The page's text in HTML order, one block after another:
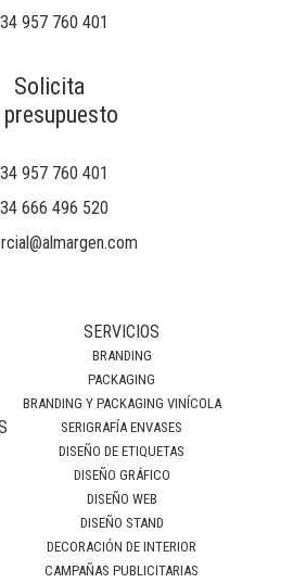
957 760 401
Solicita
957 760 401
666 496 520
SERVICIOS
BRANDING
PACKAGING
BRANDING Y PACKAGING VINÍCOLA
SERIGRAFÍA ENVASES
DISEÑO DE ETIQUETAS
DISEÑO GRÁFICO
DISEÑO WEB
DISEÑO STAND
DECORACIÓN DE INTERIOR
CAMPAÑAS PUBLICITARIAS